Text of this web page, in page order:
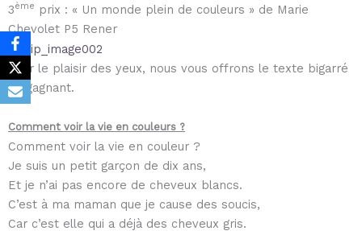
3ème
prix : « Un monde plein de couleurs » de Marie
Chevolet P5 Rener
Pour le plaisir des yeux, nous vous offrons le texte bigarré
du gagnant.
Comment voir la vie en couleurs ?
Comment voir la vie en couleur ?
Je suis un petit garçon de dix ans,
Et je n’ai pas encore de cheveux blancs.
C’est à ma maman que je cause des soucis,
Car c’est elle qui a déjà des cheveux gris.